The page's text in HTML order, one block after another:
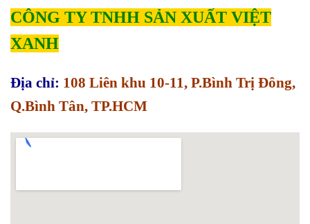
CÔNG TY TNHH SẢN XUẤT VIỆT
XANH
Địa chỉ: 108 Liên khu 10-11, P.Bình Trị Đông,
Q.Bình Tân, TP.HCM